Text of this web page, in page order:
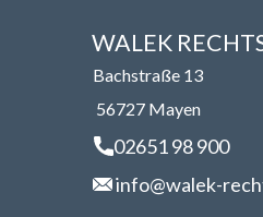
WALEK
Bachstraße 13
56727 Mayen
02651 98 900
info@walek-